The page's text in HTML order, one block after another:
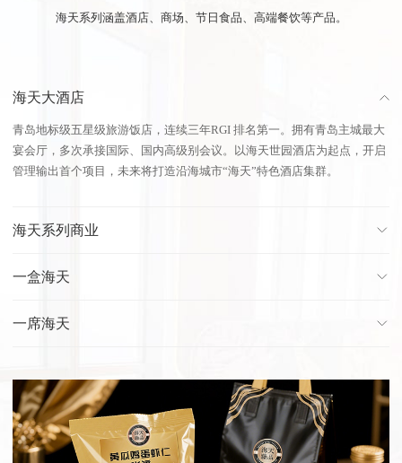
海天系列涵盖酒店、商场、节日食品、高端餐饮等产品。
海天大酒店
青岛地标级五星级旅游饭店，连续三年RGI 排名第一。拥有青岛主城最大
宴会厅，多次承接国际、国内高级别会议。以海天世园酒店为起点，开启
管理输出首个项目，未来将打造沿海城市“海天”特色酒店集群。
海天系列商业
一盒海天
一席海天